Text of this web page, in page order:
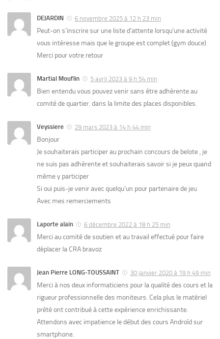
DEJARDIN 6 novembre 2025 à 12 h 23 min
Peut-on s’inscrire sur une liste d’attente lorsqu’une activité
vous intéresse mais que le groupe est complet (gym douce)
Merci pour votre retour
Martial Mouflin 5 avril 2023 à 9 h 54 min
Bien entendu vous pouvez venir sans être adhérente au
comité de quartier. dans la limite des places disponibles.
Veyssiere 29 mars 2023 à 14 h 44 min
Bonjour
Je souhaiterais participer au prochain concours de belote , je
ne suis pas adhérente et souhaiterais savoir si je peux quand
même y participer
Si oui puis-je venir avec quelqu’un pour partenaire de jeu
Avec mes remerciements
Laporte alain 6 décembre 2022 à 18 h 25 min
Merci au comité de soutien et au travail effectué pour faire
déplacer la CRA bravoz
Jean Pierre LONG-TOUSSAINT 30 janvier 2020 à 19 h 49 min
Merci à nos deux informaticiens pour la qualité des cours et la
rigueur professionnelle des moniteurs. Cela plus le matériel
prêté ont contribué à cette expérience enrichissante.
Attendons avec impatience le début des cours Androîd sur
smartphone.